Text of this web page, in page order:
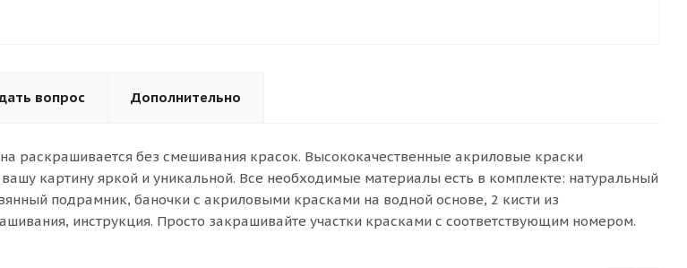
вопрос Дополнительно
раскрашивается без смешивания красок. Высококачественные акриловые краски
картину яркой и уникальной. Все необходимые материалы есть в комплекте: натуральный
подрамник, баночки с акриловыми красками на водной основе, 2 кисти из
инструкция. Просто закрашивайте участки красками с соответствующим номером.